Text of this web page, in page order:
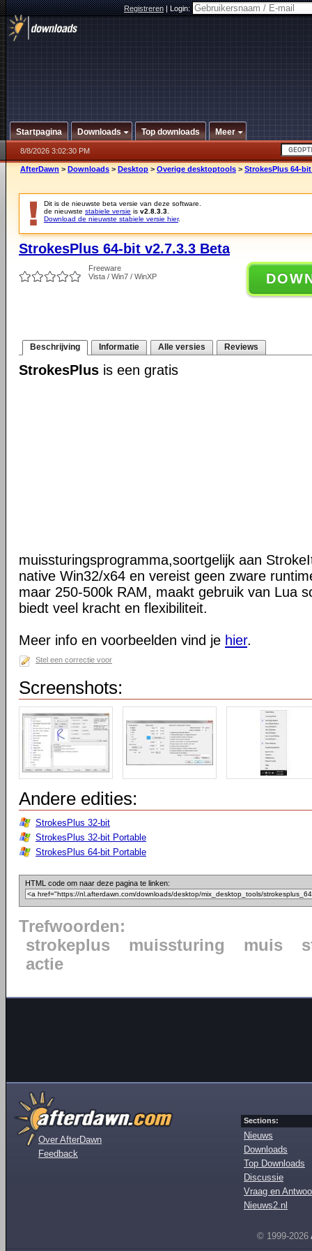
Registreren|Login:
Startpagina Downloads Top downloads Meer
8/8/2026 3:02:30 PM
AfterDawn > Downloads > Desktop > Overige desktoptools > StrokesPlus 64-bit
Dit is de nieuwste beta versie van deze software.
de nieuwste stabiele versie is v2.8.3.3
Download de nieuwste stabiele versie hier.
StrokesPlus 64-bit v2.7.3.3 Beta
Freeware
Vista / Win7 / WinXP
Beschrijving Informatie Alle versies Reviews
StrokesPlus is een gratis
muissturingsprogramma,soortgelijk aan
native Win32/x64 en vereist geen zware
maar 250-500k RAM, maakt gebruik van Lua
biedt veel kracht en flexibiliteit.
Meer info en voorbeelden vind je hier.
Stel een correctie voor
Screenshots:
Andere edities:
StrokesPlus 32-bit
StrokesPlus 32-bit Portable
StrokesPlus 64-bit Portable
HTML code om naar deze pagina te linken:
Trefwoorden:
strokeplus
muissturing muis
actie
Over AfterDawn
Feedback
Sections:
Nieuws
Downloads
Top Downloads
Discussie
Vraag en
Nieuws2.nl
© 1999-2026